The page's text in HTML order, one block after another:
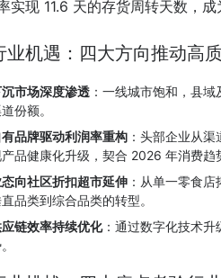
实现 11.6 天的存货周转天数，成
业机遇：四大方向推动高
市场深度渗透 ：一线城市饱和，县
份额。
有品牌驱动利润率重构 ：头部企业从
品健康化升级，契合 2026 年消费趋
向社区折扣超市延伸 ：从单一零食
品类到综合品类的转型。
链效率持续优化：通过数字化技术升